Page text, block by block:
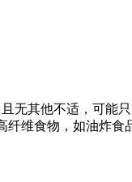
其他不适，可能
维食物，如油炸